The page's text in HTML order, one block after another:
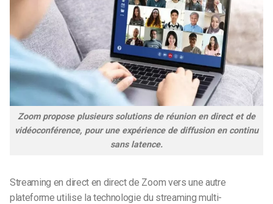
Zoom propose plusieurs solutions de réunion en direct et de
vidéoconférence, pour une expérience de diffusion en continu
sans latence.
Streaming en direct en directde Zoom versune autre
plateforme utilise la technologie du streaming multi-